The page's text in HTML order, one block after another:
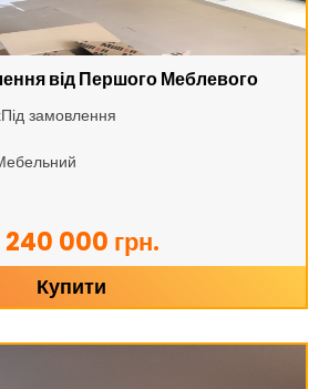
від Першого Меблевого
замовлення
240 000 грн.
Купити